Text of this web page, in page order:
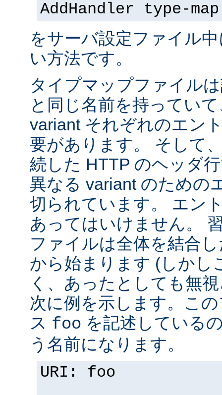
AddHandler type-
をサーバ設定ファイル
い方法です。
タイプマップファイル
と同じ名前を持ってい
variant それぞれのエン
要があります。 そして
続した HTTP のヘッダ
異なる variant のための
切られています。 エン
あってはいけません。
ファイルは全体を結合
から始まります (しかし
く、あったとしても無
次に例を示します。こ
ス foo を記述している
う名前になります。
URI: foo